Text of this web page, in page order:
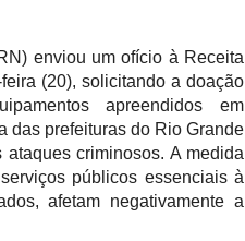
enviou um ofício à Receita
(20), solicitando a doação
apreendidos em
das prefeituras do Rio Grande
criminosos. A medida
públicos essenciais à
afetam negativamente a